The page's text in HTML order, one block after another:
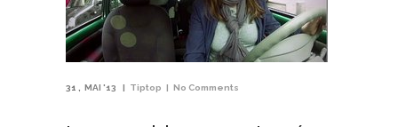
31 MAI '13 Tiptop No Comments